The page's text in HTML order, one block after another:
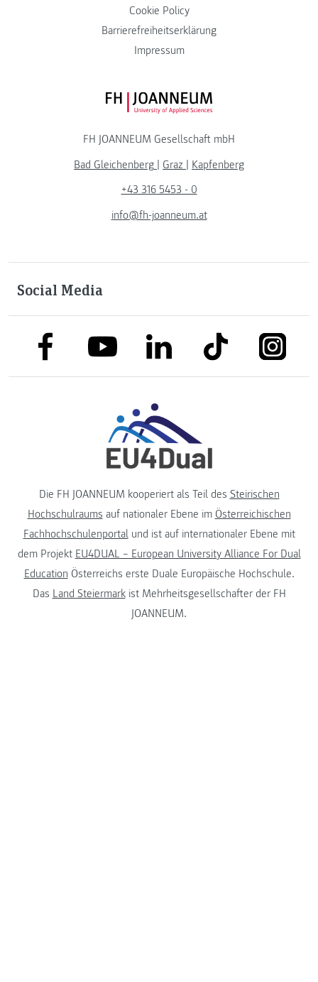
Cookie Policy
Barrierefreiheitserklärung
Impressum
FH JOANNEUM Logo
FH JOANNEUM Gesellschaft mbH
Bad Gleichenberg | Graz | Kapfenberg
+43 316 5453 - 0
info@fh-joanneum.at
Social Media
link to facebooklink to youtubelink to linkedinlink to tiktok link to
Die FH JOANNEUM kooperiert als Teil des Steirischen
Hochschulraums auf nationaler Ebene im Österreichischen
Fachhochschulenportalund ist auf internationaler Ebene mit
dem Projekt EU4DUAL – European University Alliance For Dual
Education Österreichs erste Duale Europäische Hochschule.
Das Land Steiermarkist Mehrheitsgesellschafter der FH
JOANNEUM.